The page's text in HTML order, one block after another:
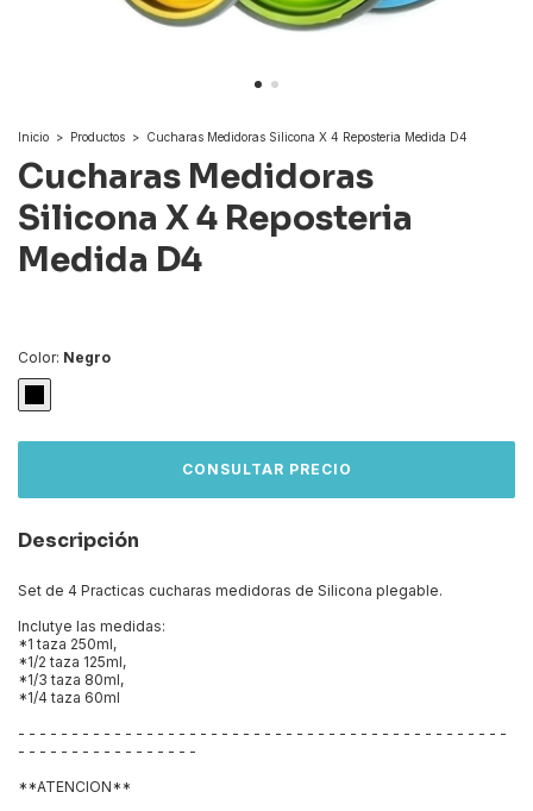
Inicio > Productos > Cucharas Medidoras Silicona X 4 Reposteria Medida D4
Cucharas Medidoras
Silicona X 4 Reposteria
Medida D4
Color: Negro
Descripción
Set de 4 Practicas cucharas medidoras de Silicona plegable.
Inclutye las medidas:
*1 taza 250ml,
*1/2 taza 125ml,
*1/3 taza 80ml,
*1/4 taza 60ml
- - - - - - - - - - - - - - - - - - - - - - - - - - - - - - - - - - - - - - - - - - - - - -
- - - - - - - - - - - - - - - - -
**ATENCION**